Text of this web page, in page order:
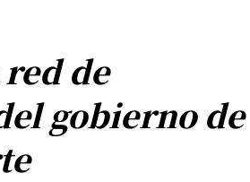
de
gobierno de